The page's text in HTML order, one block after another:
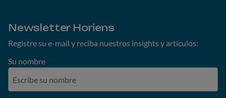
Newsletter Horiens
Registre su e-mail y reciba nuestros insights y artículos:
Su nombre